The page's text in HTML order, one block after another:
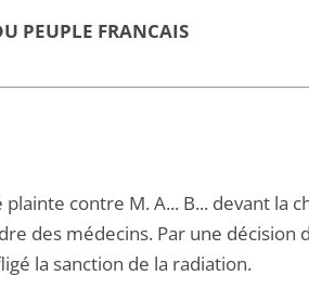
PEUPLE FRANCAIS
contre M. A... B... devant la
des médecins. Par une décision
la sanction de la radiation.